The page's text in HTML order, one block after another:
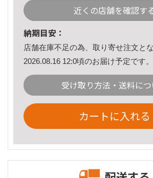
近くの店舗を確認す
納期目安：
店舗在庫不足の為、取り寄せ注文とな
2026.08.16 12:0頃のお届け予定です。
受け取り方法・送料に
カートに入れる